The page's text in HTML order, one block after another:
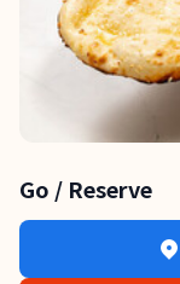
Go / Reserve